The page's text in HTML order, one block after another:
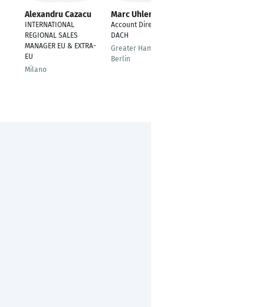
Alexandru Cazacu
INTERNATIONAL
REGIONAL SALES
MANAGER EU & EXTRA-
EU
Milano
Marc Uhlendorf
Account Director
DACH
Greater Hamburg &
Berlin